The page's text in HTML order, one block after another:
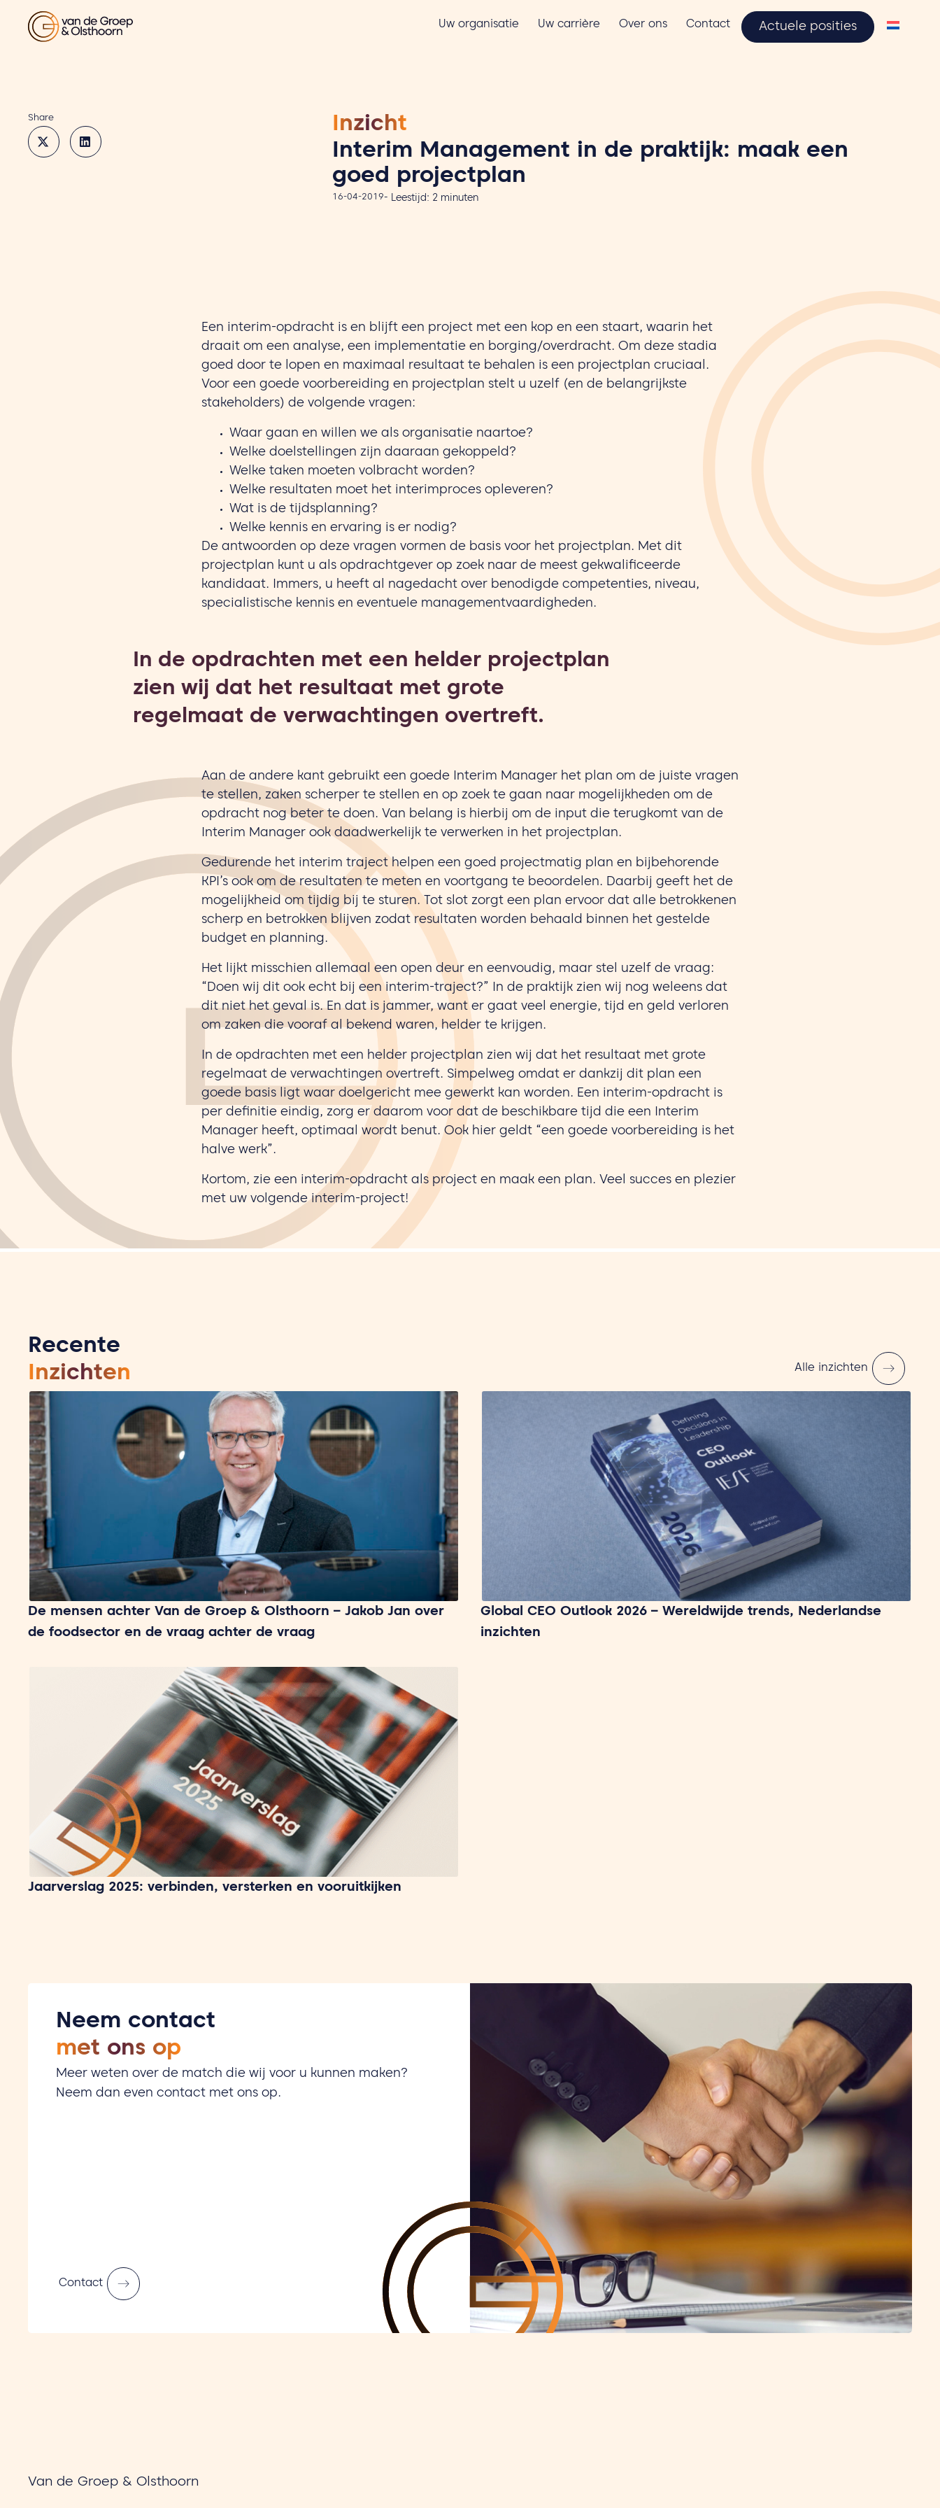
Uw organisatie Uw carrière Over ons Contact Actuele posities
Share
Inzicht
Interim Management in de praktijk: maak een
goed projectplan
16-04-2019- Leestijd: 2 minuten
Een interim-opdracht is en blijft een project met een kop en een staart, waarin het
draait om een analyse, een implementatie en borging/overdracht. Om deze stadia
goed door te lopen en maximaal resultaat te behalen is een projectplan cruciaal.
Voor een goede voorbereiding en projectplan stelt u uzelf (en de belangrijkste
stakeholders) de volgende vragen:
Waar gaan en willen we als organisatie naartoe?
Welke doelstellingen zijn daaraan gekoppeld?
Welke taken moeten volbracht worden?
Welke resultaten moet het interimproces opleveren?
Wat is de tijdsplanning?
Welke kennis en ervaring is er nodig?
De antwoorden op deze vragen vormen de basis voor het projectplan. Met dit
projectplan kunt u als opdrachtgever op zoek naar de meest gekwalificeerde
kandidaat. Immers, u heeft al nagedacht over benodigde competenties, niveau,
specialistische kennis en eventuele managementvaardigheden.
In de opdrachten met een helder projectplan
zien wij dat het resultaat met grote
regelmaat de verwachtingen overtreft.
Aan de andere kant gebruikt een goede Interim Manager het plan om de juiste vragen
te stellen, zaken scherper te stellen en op zoek te gaan naar mogelijkheden om de
opdracht nog beter te doen. Van belang is hierbij om de input die terugkomt van de
Interim Manager ook daadwerkelijk te verwerken in het projectplan.
Gedurende het interim traject helpen een goed projectmatig plan en bijbehorende
KPI’s ook om de resultaten te meten en voortgang te beoordelen. Daarbij geeft het de
mogelijkheid om tijdig bij te sturen. Tot slot zorgt een plan ervoor dat alle betrokkenen
scherp en betrokken blijven zodat resultaten worden behaald binnen het gestelde
budget en planning.
Het lijkt misschien allemaal een open deur en eenvoudig, maar stel uzelf de vraag:
“Doen wij dit ook echt bij een interim-traject?” In de praktijk zien wij nog weleens dat
dit niet het geval is. En dat is jammer, want er gaat veel energie, tijd en geld verloren
om zaken die vooraf al bekend waren, helder te krijgen.
In de opdrachten met een helder projectplan zien wij dat het resultaat met grote
regelmaat de verwachtingen overtreft. Simpelweg omdat er dankzij dit plan een
goede basis ligt waar doelgericht mee gewerkt kan worden. Een interim-opdracht is
per definitie eindig, zorg er daarom voor dat de beschikbare tijd die een Interim
Manager heeft, optimaal wordt benut. Ook hier geldt “een goede voorbereiding is het
halve werk”.
Kortom, zie een interim-opdracht als project en maak een plan. Veel succes en plezier
met uw volgende interim-project!
Recente
Inzichten Alle inzichten
De mensen achter Van de Groep & Olsthoorn – Jakob Jan over
de foodsector en de vraag achter de vraag
Global CEO Outlook 2026 – Wereldwijde trends, Nederlandse
inzichten
Jaarverslag 2025: verbinden, versterken en vooruitkijken
Neem contact
met ons op
Meer weten over de match die wij voor u kunnen maken?
Neem dan even contact met ons op.
Contact
Van de Groep & Olsthoorn